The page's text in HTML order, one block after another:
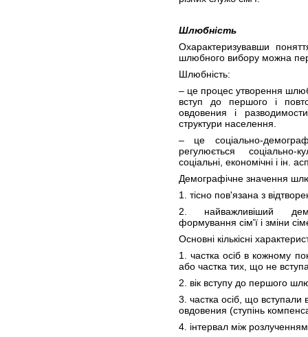
Шлюбність
Охарактеризувавши
шлюбного вибору можна
Шлюбність:
– це процес утворення
вступ до першого і
овдовения і
структури населення.
– це соціально-
регулюється
соціальні, економічні і ін.
Демографічне значення
1. тісно пов'язана з
2. найважливіший
формування сім'ї і зміни
Основні кількісні
1. частка осіб в кожному
або частка тих, що не
2. вік вступу до першого
3. частка осіб, що вступали
овдовения (ступінь
4. інтервал між